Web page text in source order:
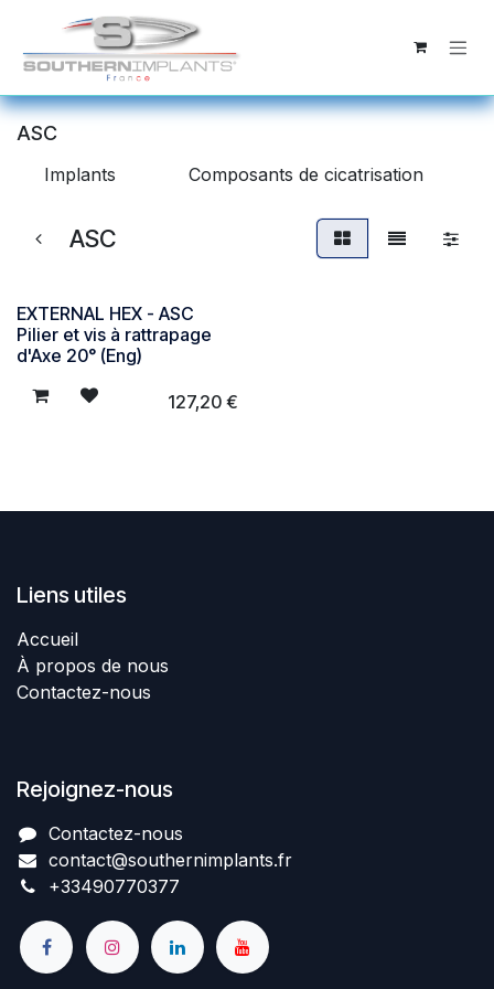
Se rendre au contenu
ASC
Implants Composants de cicatrisation
ASC
EXTERNAL HEX - ASC
Pilier et vis à rattrapage
d'Axe 20° (Eng)
127,20€
Liens utiles
Accueil
À propos de nous
Contactez-nous
Rejoignez-nous
Contactez-nous​
contact@southernimplant​​​s.fr
+334907​70377